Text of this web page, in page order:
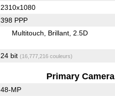
2310x1080
398 PPP
Multitouch Brillant 2.5D
24 bit (16,777,216 couleurs)
Primary Camera
48-MP